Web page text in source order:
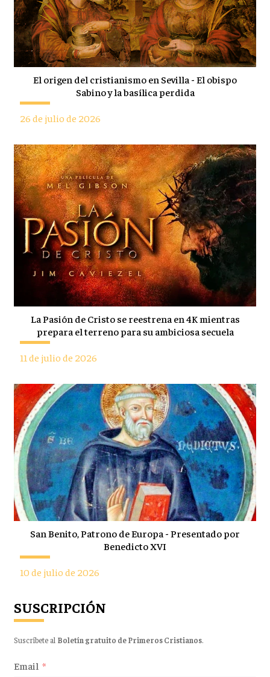
El origen del cristianismo en Sevilla - El obispo
Sabino y la basílica perdida
26 de julio de 2026
La Pasión de Cristo se reestrena en 4K mientras
prepara el terreno para su ambiciosa secuela
11 de julio de 2026
San Benito, Patrono de Europa - Presentado por
Benedicto XVI
10 de julio de 2026
SUSCRIPCIÓN
Suscríbete al Boletín gratuito de Primeros Cristianos.
Email